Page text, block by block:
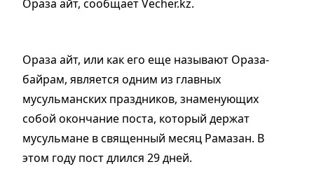
Ораза айт, сообщает Vecher.kz.
Ораза айт, или как его еще называют Ораза-
байрам, является одним из главных
мусульманских праздников, знаменующих
собой окончание поста, который держат
мусульмане в священный месяц Рамазан. В
этом году пост длился 29 дней.